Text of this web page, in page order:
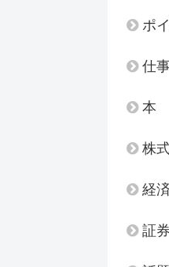
ポ
仕
本
株
経済
証券